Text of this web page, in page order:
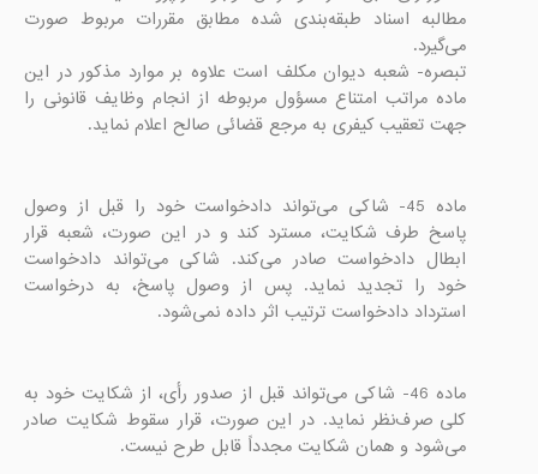
مطالبه اسناد طبقه‌بندی شده مطابق مقررات مربوط صورت
تبصره- شعبه دیوان مکلف است علاوه بر موارد مذکور در این
ماده مراتب امتناع مسؤول مربوطه از انجام وظایف قانونی را
جهت تعقیب کیفری به مرجع قضائی صالح اعلام نماید.
ماده 45- شاکی می‌تواند دادخواست خود را قبل از وصول
پاسخ طرف شکایت، مسترد کند و در این صورت، شعبه قرار
ابطال دادخواست صادر می‌کند. شاکی می‌تواند دادخواست
خود را تجدید نماید. پس از وصول پاسخ، به درخواست
استرداد دادخواست ‌ترتیب اثر داده نمی‌شود.
ماده 46- شاکی می‌تواند قبل از صدور رأی، از شکایت خود به‌
کلی صرف‌نظر نماید. در این صورت، قرار سقوط شکایت صادر
می‌شود و همان شکایت مجدداً قابل طرح نیست.